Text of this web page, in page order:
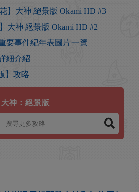
】大神 絕景版 Okami HD #3
大神 絕景版 Okami HD #2
要事件紀年表圖片一覽
細介紹
】攻略
大神：絕景版